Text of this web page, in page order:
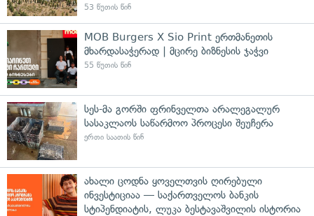
53 წუთის წინ
MOB Burgers X Sio Print ერთმანეთის
მხარდასაჭერად | მცირე ბიზნესის ჯაჭვი
55 წუთის წინ
სეს-მა გორში ფრინველთა არალეგალურ
სასაკლაოს საწარმოო პროცესი შეუჩერა
ერთი საათის წინ
ახალი ცოდნა ყოველთვის ღირებული
ინვესტიციაა — საქართველოს ბანკის
სტიპენდიატის, ლუკა ბესტავაშვილის ისტორია